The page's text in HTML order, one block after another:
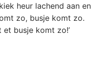
heur lachend aan en
zo, busje komt zo.
busje komt zo!’